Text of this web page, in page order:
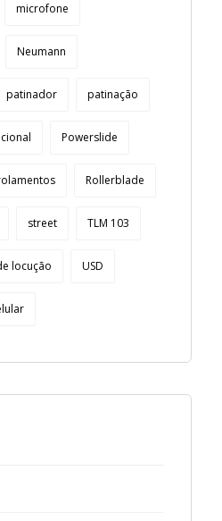
microfone
Neumann
patinador patinação
Powerslide
Rollerblade
street TLM 103
locução USD